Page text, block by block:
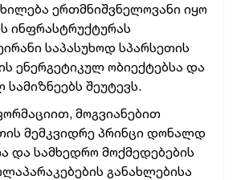
ერთმნიშვნელოვანი იყო
ინფრასტრუქტურას
საპასუხოდ სპარსეთის
ენერგეტიკულ ობიექტებსა და
სამიზნეებს შეუტევს.
მოგვიანებით
მემკვიდრე პრინცი დონალდ
და სამხედრო მოქმედებების
განახლებისა